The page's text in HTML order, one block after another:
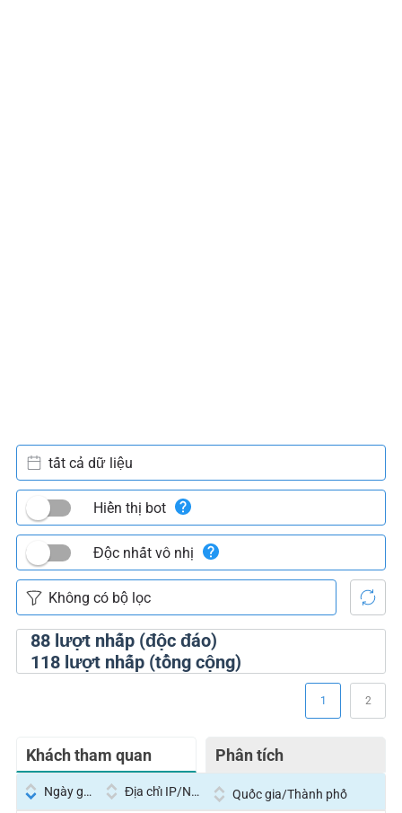
88lượt nhấp (độc đáo)
118lượt nhấp (tổng cộng)
tất cả dữ liệu
Hiển thị bot
Độc nhất vô nhị
Khách tham quan Phân tích
1 2
Ngày giờ Địa chỉ IP/Nhà cung cấp dịch vụ Quốc gia/Thành phố